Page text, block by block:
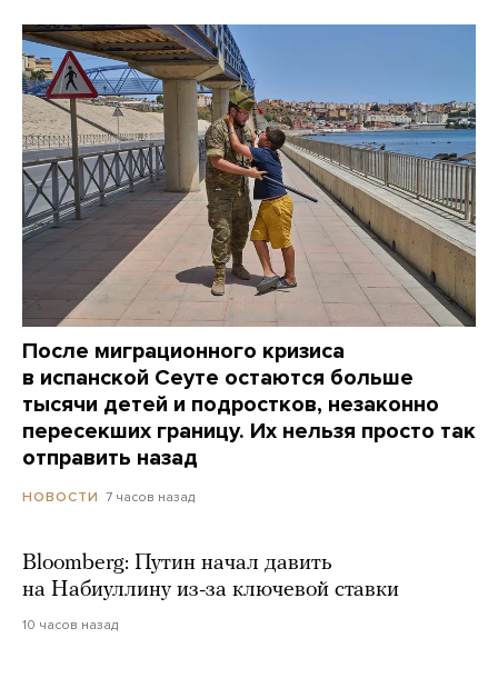
После миграционного кризиса
в испанской Сеуте остаются больше
тысячи детей и подростков, незаконно
пересекших границу. Их нельзя просто так
отправить назад
НОВОСТИ 7 часов назад
Bloomberg: Путин начал давить
на Набиуллину из-за ключевой ставки
10 часов назад